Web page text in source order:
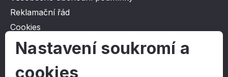
Reklamační řád
Cookies
Ochrana osobních údajů
Nastavení soukromí a
cookies